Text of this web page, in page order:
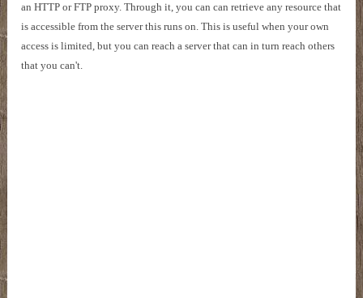
an HTTP or FTP proxy. Through it, you can can retrieve any resource that
is accessible from the server this runs on. This is useful when your own
access is limited, but you can reach a server that can in turn reach others
that you can't.